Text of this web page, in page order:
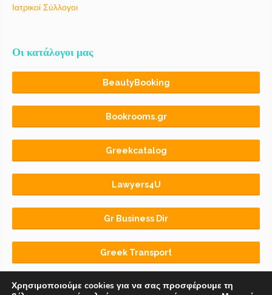
Ιατρικοί Σύλλογοι
Οι κατάλογοι μας
BeautyBooking
Bookrooms.gr
Greekcatalog
Lawyers4U
Gr Business Dir
Greek Transport
Χρησιμοποιούμε cookies για να σας προσφέρουμε τη